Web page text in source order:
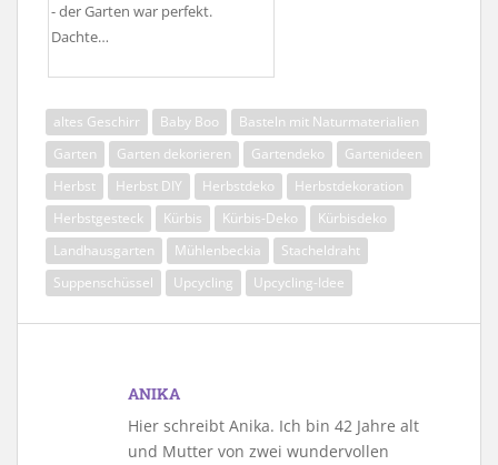
- der Garten war perfekt.
Dachte…
altes Geschirr Baby Boo
Basteln mit Naturmaterialien
Garten
Garten dekorieren Gartendeko
Gartenideen
Herbst
Herbst DIY Herbstdeko
Herbstdekoration
Herbstgesteck
Kürbis Kürbis-Deko
Kürbisdeko
Landhausgarten
Mühlenbeckia
Stacheldraht
Suppenschüssel
Upcycling Upcycling-Idee
ANIKA
Hier schreibt Anika. Ich bin 42 Jahre alt
und Mutter von zwei wundervollen